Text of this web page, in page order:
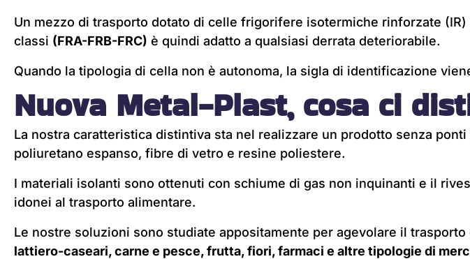
Un mezzo di trasporto dotato di celle frigorifere isotermiche rinforzate
classi (FRA-FRB-FRC) è quindi adatto a qualsiasi derrata deteriorabile.
Quando la tipologia di cella non è autonoma, la sigla di identificazione
Nuova Metal-Plast, cosa ci
La nostra caratteristica distintiva sta nel realizzare un prodotto senza
poliuretano espanso, fibre di vetro e resine poliestere.
I materiali isolanti sono ottenuti con schiume di gas non inquinanti e il
idonei al trasporto alimentare.
Le nostre soluzioni sono studiate appositamente per agevolare il
lattiero-caseari, carne e pesce, frutta, fiori, farmaci e altre tipologie di